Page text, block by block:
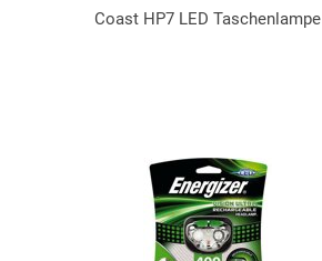
Coast HP7 LED Taschenlampe